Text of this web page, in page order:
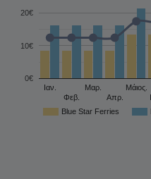
Blue Star Ferries
Ιαν.
Φεβ.
Μαρ.
Απρ.
Μάιος.
0€
10€
20€